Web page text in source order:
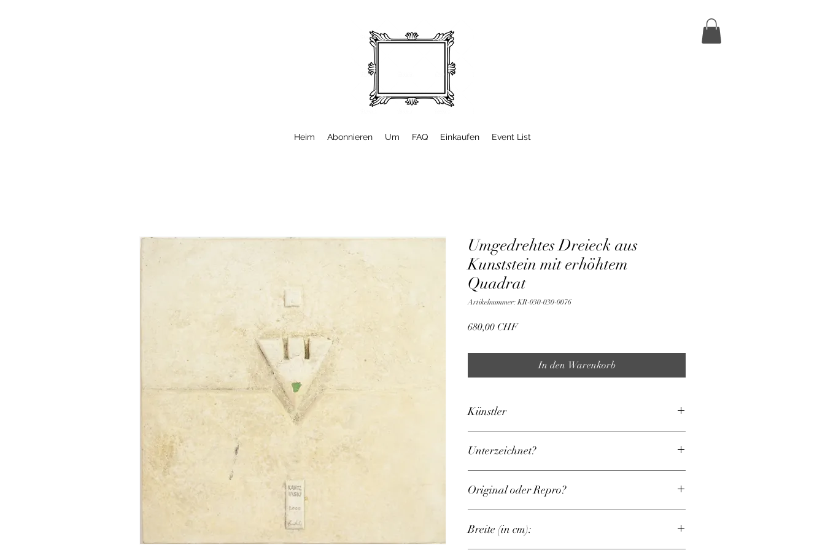
Heim Abonnieren Um FAQ Einkaufen Event List
Umgedrehtes Dreieck aus
Kunststein mit erhöhtem
Quadrat
Artikelnummer: KR-030-030-0076
680,00 CHFPreis
In den Warenkorb
Künstler
Unterzeichnet?
Original oder Repro?
Breite (in cm):